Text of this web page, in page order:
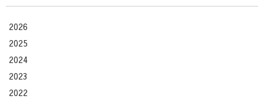
2026
2025
2024
2023
2022